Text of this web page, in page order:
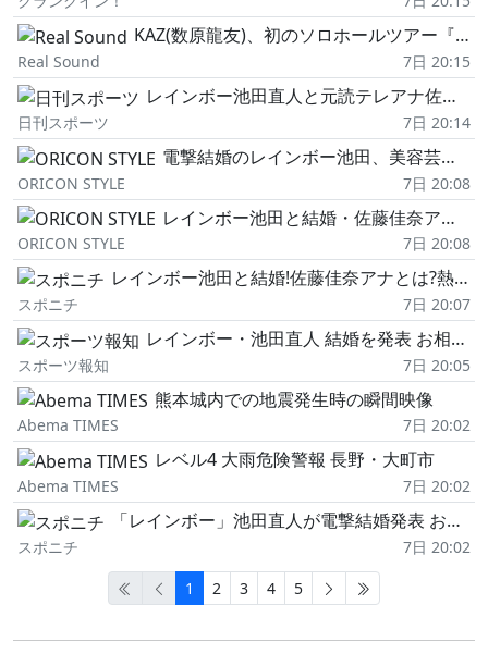
KAZ(数原龍友)、初のソロホールツアー『TRIP INTO THE BLUE』開催 来年2月より全国4都市まわる
Real Sound 7日 20:15
レインボー池田直人と元読テレアナ佐藤佳奈が電撃結婚、吉本屈指のモテ男&美容番長がゴールイン
日刊スポーツ 7日 20:14
電撃結婚のレインボー池田、美容芸人としても人気 昨年は『キングオブコント』初ファイナリスト
ORICON STYLE 7日 20:08
レインボー池田と結婚・佐藤佳奈アナとは…AKB48合格経験、情報番組で活躍 7月末に読売テレビ退社【プロフィール】
ORICON STYLE 7日 20:08
レインボー池田と結婚!佐藤佳奈アナとは?熱烈アイドルオタク「さかなちゃん」として読テレで人気に
スポニチ 7日 20:07
レインボー・池田直人 結婚を発表 お相手は元読売テレビでフリーの佐藤佳奈アナウンサー
スポーツ報知 7日 20:05
熊本城内での地震発生時の瞬間映像
Abema TIMES 7日 20:02
レベル4 大雨危険警報 長野・大町市
Abema TIMES 7日 20:02
「レインボー」池田直人が電撃結婚発表 お相手は元読売テレビ・佐藤佳奈アナ 相方ジャンボたかおも祝福
スポニチ
7日 20:02
1
2 3 4 5